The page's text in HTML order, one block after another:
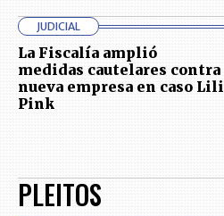
JUDICIAL
La Fiscalía amplió
medidas cautelares contra
nueva empresa en caso Lili
Pink
PLEITOS